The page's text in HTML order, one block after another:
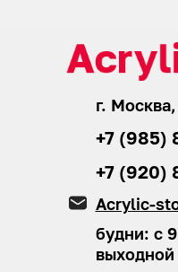
г.
+7 (985)
+7 (920)
Acrylic-
будни: с
выходной